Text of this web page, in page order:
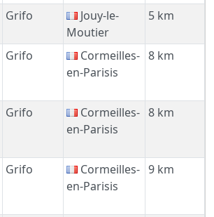
Grifo
Jouy-le-
Moutier
5 km
Grifo
Cormeilles-
en-Parisis
8 km
Grifo
Cormeilles-
en-Parisis
8 km
Grifo
Cormeilles-
en-Parisis
9 km